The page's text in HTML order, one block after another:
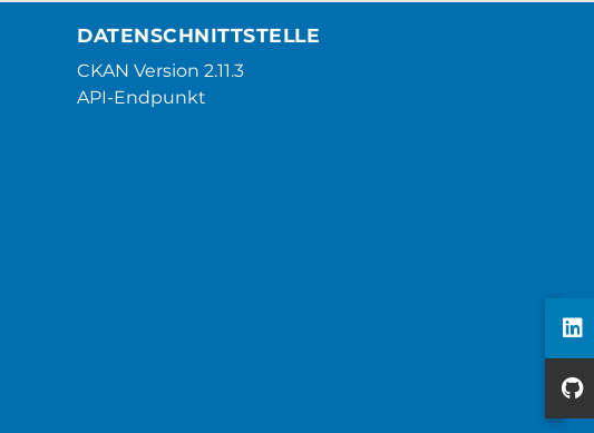
DATENSCHNITTSTELLE
CKAN Version 2.11.3
API-Endpunkt